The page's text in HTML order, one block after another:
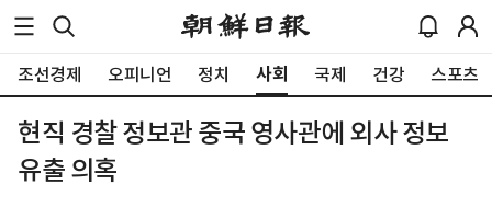
조선경제 오피니언 정치 사회 국제 건강 스포츠
현직 경찰 정보관 중국 영사관에 외사 정보
유출 의혹